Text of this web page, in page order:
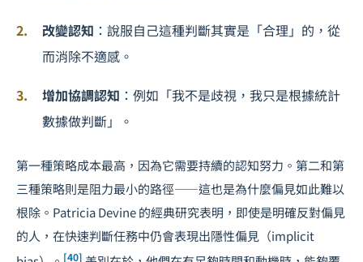
改變認知 ：說服自己這種判斷其實是「合理」的，從
而消除不適感。
增加協調認知 ：例如「我不是歧視，我只是根據統計
數據做判斷」。
第一種策略成本最高，因為它需要持續的認知努力。第二和第
三種策略則是阻力最小的路徑——這也是為什麼偏見如此難以
根除。Patricia Devine 的經典研究表明，即使是明確反對偏見
的人，在快速判斷任務中仍會表現出隱性偏見（implicit
[40]